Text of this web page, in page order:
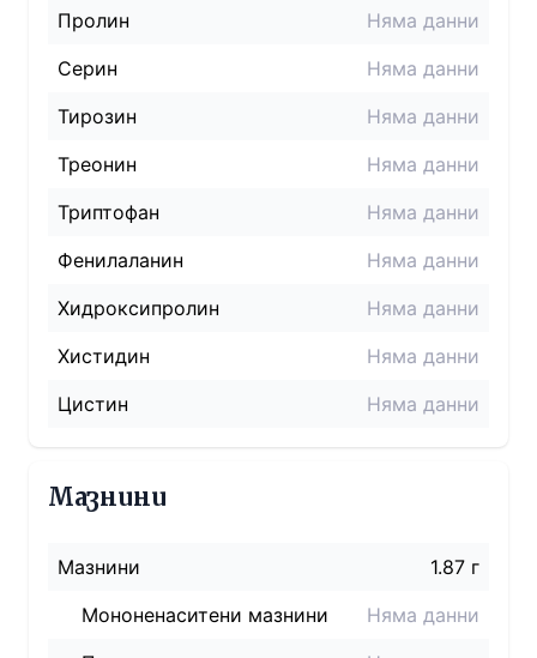
Пролин
Няма данни
Серин
Няма данни
Тирозин
Няма данни
Треонин
Няма данни
Триптофан
Няма данни
Фенилаланин
Няма данни
Хидроксипролин
Няма данни
Хистидин
Няма данни
Цистин
Няма данни
Мазнини
Мазнини
1.87 г
Мононенаситени мазнини
Няма данни